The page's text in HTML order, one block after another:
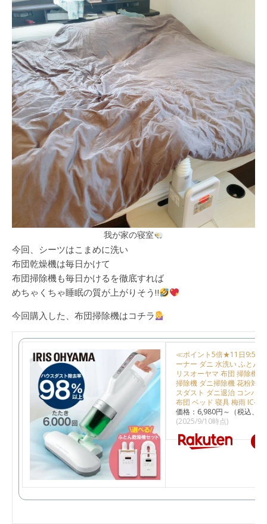
我が家の寝室
今回、シーツはこまめに洗い
布団乾燥機は毎日かけて
布団掃除機も毎日かけるを徹底すれば
めちゃくちゃ睡眠の質が上がりそう‼︎
今回購入した、布団掃除機はコチラ
≪ポイント5倍★11日9:59
ーナー ダニ 水洗い ふとん
リスオーヤマ 布団 掃除機
掃除機 ダニ掃除機 花粉対
スダスト ダニ退治 コンパ
布団 ベッド 寝具 梅雨 IC-
価格：6,980円～（税込、
(2025/9/10時点)